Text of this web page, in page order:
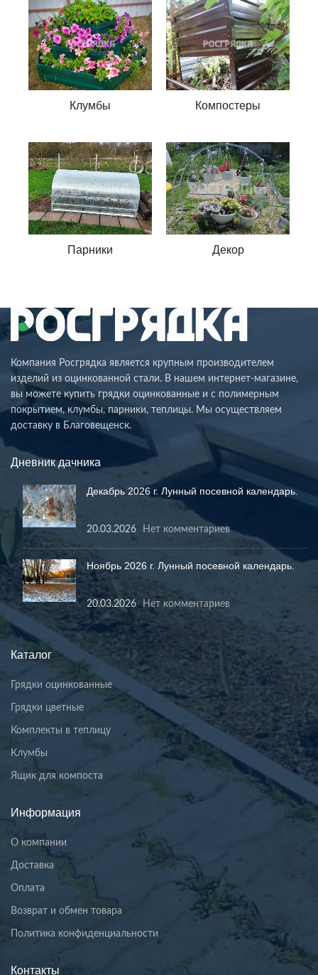
Клумбы Компостеры
Парники Декор
Компания Росгрядка является крупным производителем
изделий из оцинкованной стали. В нашем интернет-магазине,
вы можете купить грядки оцинкованные и с полимерным
покрытием, клумбы, парники, теплицы. Мы осуществляем
доставку в Благовещенск.
Дневник дачника
Декабрь 2026 г. Лунный посевной календарь.
20.03.2026 Нет комментариев
Ноябрь 2026 г. Лунный посевной календарь.
20.03.2026 Нет комментариев
Каталог
Грядки оцинкованные
Грядки цветные
Комплекты в теплицу
Клумбы
Ящик для компоста
Информация
О компании
Доставка
Оплата
Возврат и обмен товара
Политика конфиденциальности
Контакты